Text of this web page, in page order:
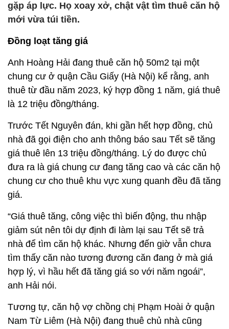
gặp áp lực. Họ xoay xở, chật vật tìm thuê căn hộ
mới vừa túi tiền.
Đồng loạt tăng giá
Anh Hoàng Hải đang thuê căn hộ 50m2 tại một
chung cư ở quận Cầu Giấy (Hà Nội) kể rằng, anh
thuê từ đầu năm 2023, ký hợp đồng 1 năm, giá thuê
là 12 triệu đồng/tháng.
Trước Tết Nguyên đán, khi gần hết hợp đồng, chủ
nhà đã gọi điện cho anh thông báo sau Tết sẽ tăng
giá thuê lên 13 triệu đồng/tháng. Lý do được chủ
đưa ra là giá chung cư đang tăng cao và các căn hộ
chung cư cho thuê khu vực xung quanh đều đã tăng
giá.
“Giá thuê tăng, công việc thì biến động, thu nhập
giảm sút nên tôi dự định đi làm lại sau Tết sẽ trả
nhà để tìm căn hộ khác. Nhưng đến giờ vẫn chưa
tìm thấy căn nào tương đương căn đang ở mà giá
hợp lý, vì hầu hết đã tăng giá so với năm ngoái”,
anh Hải nói.
Tương tự, căn hộ vợ chồng chị Phạm Hoài ở quận
Nam Từ Liêm (Hà Nội) đang thuê chủ nhà cũng